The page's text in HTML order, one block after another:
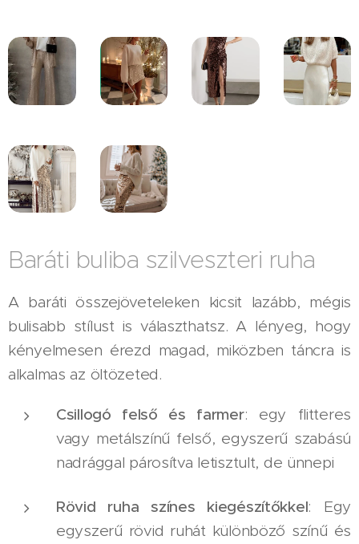
Baráti buliba szilveszteri ruha
A baráti összejöveteleken kicsit lazább, mégis
bulisabb stílust is választhatsz. A lényeg, hogy
kényelmesen érezd magad, miközben táncra is
alkalmas az öltözeted.
Csillogó felső és farmer: egy flitteres
vagy metálszínű felső, egyszerű szabású
nadrággal párosítva letisztult, de ünnepi
Rövid ruha színes kiegészítőkkel: Egy
egyszerű rövid ruhát különböző színű és